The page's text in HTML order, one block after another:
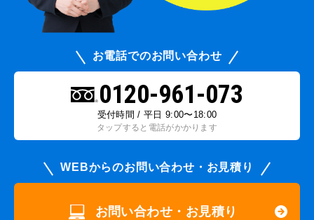
お電話でのお問い合わせ
0120-961-073
受付時間 / 平日 9:00〜18:00
タップすると電話がかかります
WEBからのお問い合わせ・お見積り
お問い合わせ・お見積り